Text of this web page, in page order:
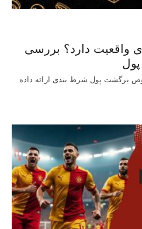
واقعیت دارد؟ بررسی
پول
برگشت پول شرط بندی ارائه داده